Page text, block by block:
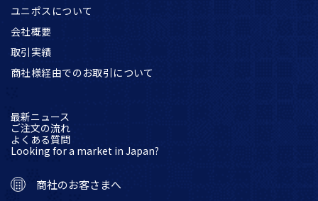
ユニポスについて
会社概要
取引実績
商社様経由でのお取引について
最新ニュース
ご注文の流れ
よくある質問
Looking for a market in Japan?
商社のお客さまへ